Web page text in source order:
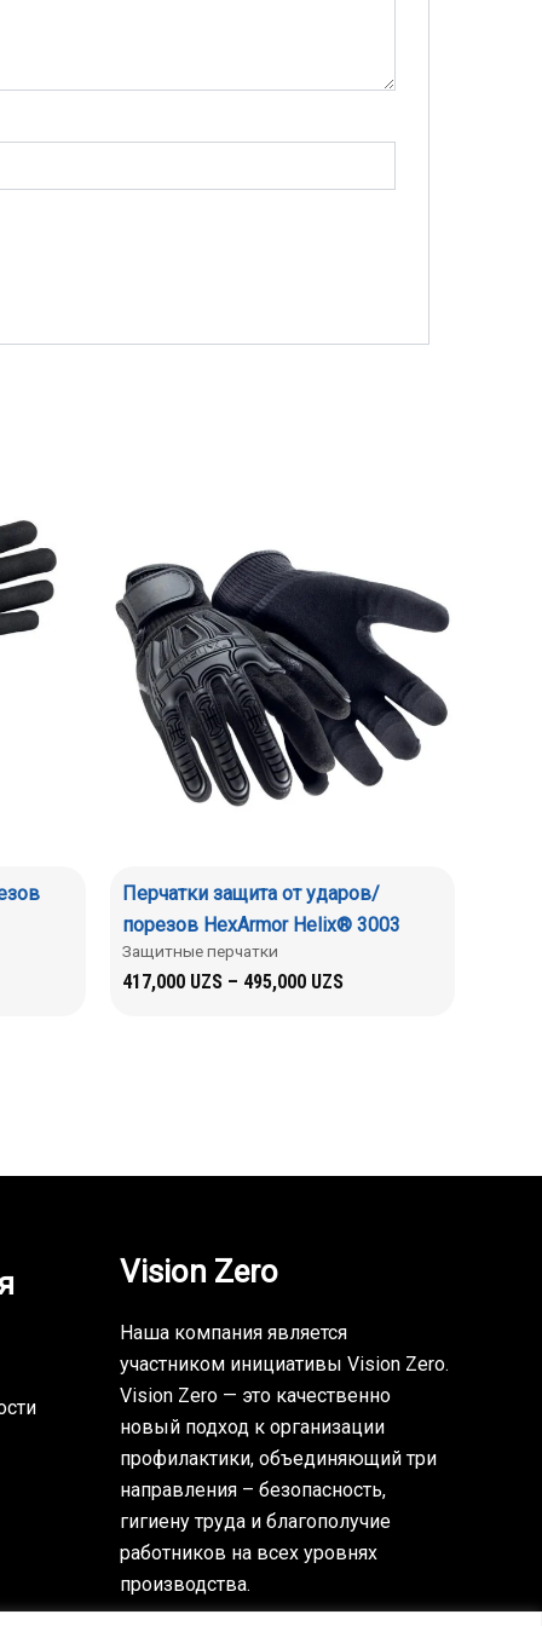
Перчатки защита от ударов/
порезов HexArmor Helix® 3003
Защитные перчатки
417,000 UZS – 495,000 UZS
Vision Zero
Наша компания является
участником инициативы Vision Zero.
Vision Zero — это качественно
новый подход к организации
профилактики, объединяющий три
направления – безопасность,
гигиену труда и благополучие
работников на всех уровнях
производства.